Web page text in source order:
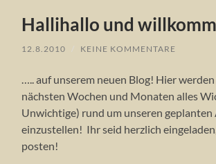
Hallihallo und
12.8.2010 / KEINE KOMMENTARE
….. auf unserem neuen Blog! Hier
nächsten Wochen und Monaten alles
Unwichtige) rund um unseren
einzustellen! Ihr seid herzlich
posten!